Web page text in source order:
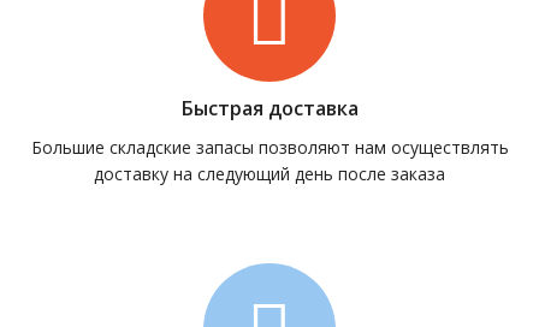
Быстрая доставка
Большие складские запасы позволяют нам осуществлять
доставку на следующий день после заказа